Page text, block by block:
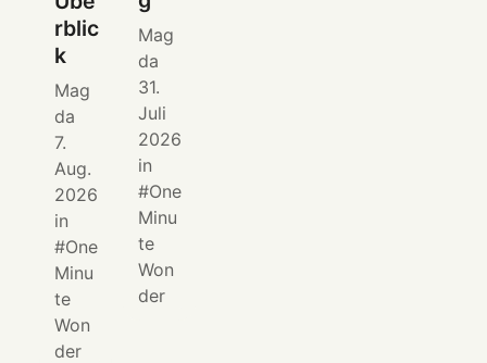
rblic
k
Mag
da
7.
Aug.
2026
in
One
Minu
te
Won
der
Mag
da
31.
Juli
2026
in
One
Minu
te
Won
der